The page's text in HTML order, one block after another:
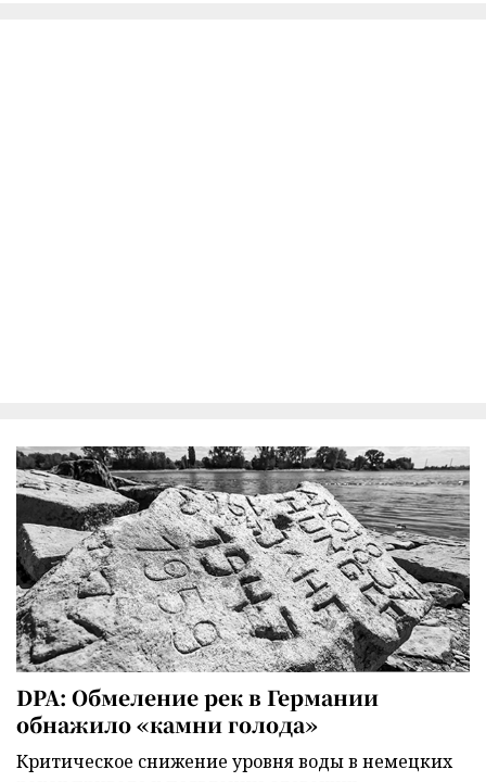
DPA: Обмеление рек в Германии
обнажило «камни голода»
Критическое снижение уровня воды в немецких